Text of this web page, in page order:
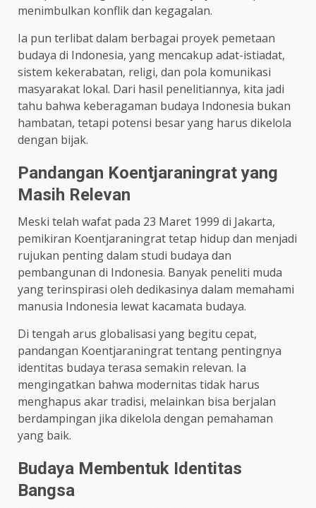
menimbulkan konflik dan kegagalan.
Ia pun terlibat dalam berbagai proyek pemetaan
budaya di Indonesia, yang mencakup adat-istiadat,
sistem kekerabatan, religi, dan pola komunikasi
masyarakat lokal. Dari hasil penelitiannya, kita jadi
tahu bahwa keberagaman budaya Indonesia bukan
hambatan, tetapi potensi besar yang harus dikelola
dengan bijak.
Pandangan Koentjaraningrat yang
Masih Relevan
Meski telah wafat pada 23 Maret 1999 di Jakarta,
pemikiran Koentjaraningrat tetap hidup dan menjadi
rujukan penting dalam studi budaya dan
pembangunan di Indonesia. Banyak peneliti muda
yang terinspirasi oleh dedikasinya dalam memahami
manusia Indonesia lewat kacamata budaya.
Di tengah arus globalisasi yang begitu cepat,
pandangan Koentjaraningrat tentang pentingnya
identitas budaya terasa semakin relevan. Ia
mengingatkan bahwa modernitas tidak harus
menghapus akar tradisi, melainkan bisa berjalan
berdampingan jika dikelola dengan pemahaman
yang baik.
Budaya Membentuk Identitas
Bangsa